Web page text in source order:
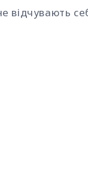
відчувають